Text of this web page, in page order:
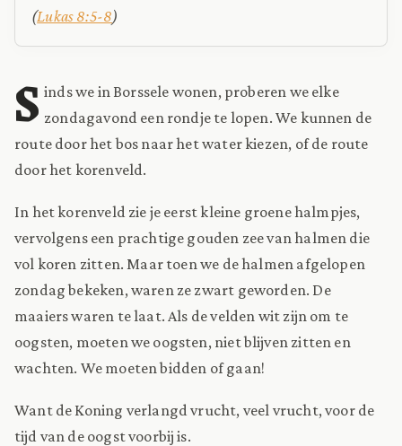
(Lukas 8:5-8)
S inds we in Borssele wonen, proberen we elke
zondagavond een rondje te lopen. We kunnen de
route door het bos naar het water kiezen, of de route
door het korenveld.
In het korenveld zie je eerst kleine groene halmpjes,
vervolgens een prachtige gouden zee van halmen die
vol koren zitten. Maar toen we de halmen afgelopen
zondag bekeken, waren ze zwart geworden. De
maaiers waren te laat. Als de velden wit zijn om te
oogsten, moeten we oogsten, niet blijven zitten en
wachten. We moeten bidden of gaan!
Want de Koning verlangd vrucht, veel vrucht, voor de
tijd van de oogst voorbij is.